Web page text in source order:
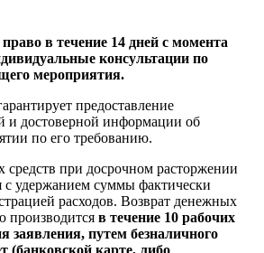
в течение 14 дней с момента
консультации по
мероприятия.
предоставление
и достоверной информации об
по его требованию.
средств при досрочном расторжении
с удержанием суммы фактически
расходов. Возврат денежных
производится в течение 10 рабочих
заявления, путем безналичного
(банковской карте, либо